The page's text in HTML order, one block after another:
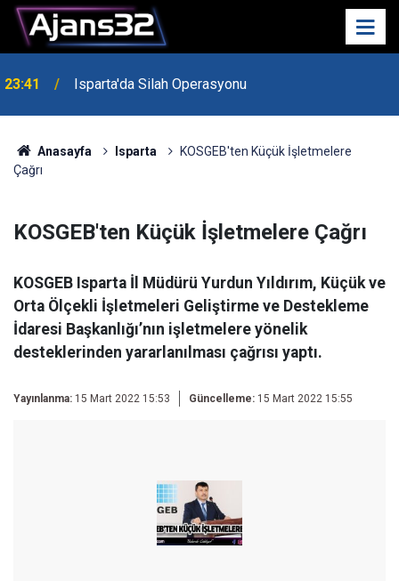
23:41 Isparta'da Silah Operasyonu
23:21 6 Mart Spor Salonu Yeniden Yükseliyor
Anasayfa Isparta
KOSGEB'ten Küçük İşletmelere
Çağrı
KOSGEB'ten Küçük İşletmelere Çağrı
KOSGEB Isparta İl Müdürü Yurdun Yıldırım, Küçük ve
Orta Ölçekli İşletmeleri Geliştirme ve Destekleme
İdaresi Başkanlığı’nın işletmelere yönelik
desteklerinden yararlanılması çağrısı yaptı.
Yayınlanma: 15 Mart 2022 15:53 Güncelleme: 15 Mart 2022 15:55